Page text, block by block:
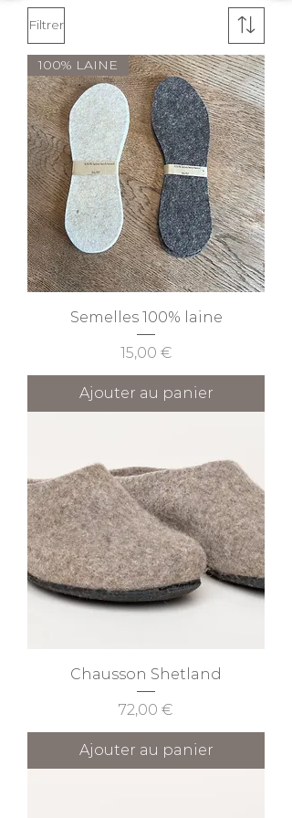
Filtrer
100% LAINE
Semelles 100% laine
Prix
15,00 €
Ajouter au panier
Chausson Shetland
Prix
72,00 €
Ajouter au panier